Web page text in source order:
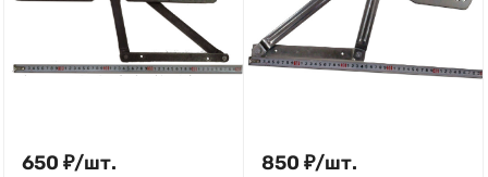
650 ₽/шт. 850 ₽/шт.